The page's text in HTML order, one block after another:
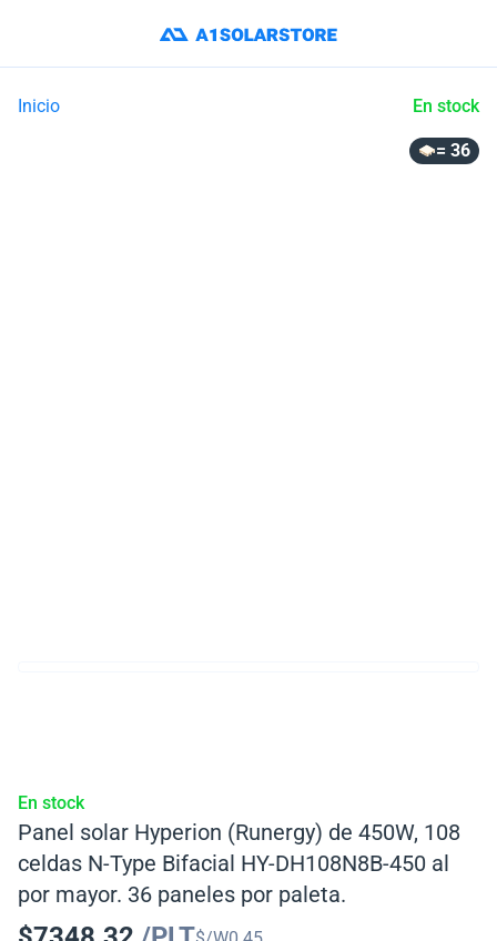
Inicio En stock
= 36
En stock
Panel solar Hyperion (Runergy) de 450W, 108
celdas N-Type Bifacial HY-DH108N8B-450 al
por mayor. 36 paneles por paleta.